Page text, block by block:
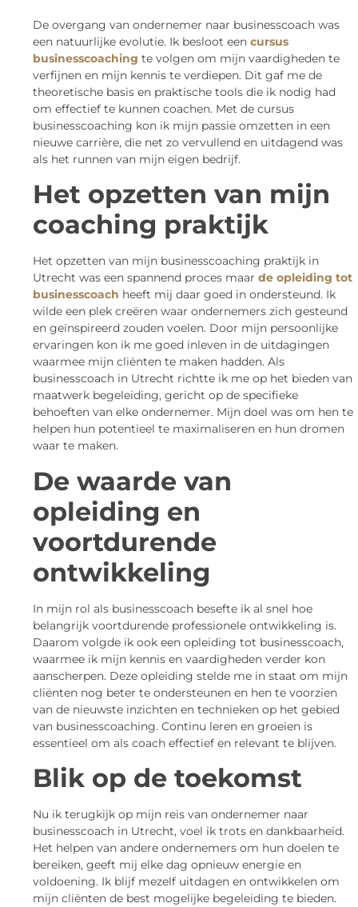
De overgang van ondernemer naar businesscoach was
een natuurlijke evolutie. Ik besloot een cursus
businesscoaching te volgen om mijn vaardigheden te
verfijnen en mijn kennis te verdiepen. Dit gaf me de
theoretische basis en praktische tools die ik nodig had
om effectief te kunnen coachen. Met de cursus
businesscoaching kon ik mijn passie omzetten in een
nieuwe carrière, die net zo vervullend en uitdagend was
als het runnen van mijn eigen bedrijf.
Het opzetten van mijn
coaching praktijk
Het opzetten van mijn businesscoaching praktijk in
Utrecht was een spannend proces maar de opleiding tot
businesscoach heeft mij daar goed in ondersteund. Ik
wilde een plek creëren waar ondernemers zich gesteund
en geïnspireerd zouden voelen. Door mijn persoonlijke
ervaringen kon ik me goed inleven in de uitdagingen
waarmee mijn cliënten te maken hadden. Als
businesscoach in Utrecht richtte ik me op het bieden van
maatwerk begeleiding, gericht op de specifieke
behoeften van elke ondernemer. Mijn doel was om hen te
helpen hun potentieel te maximaliseren en hun dromen
waar te maken.
De waarde van
opleiding en
voortdurende
ontwikkeling
In mijn rol als businesscoach besefte ik al snel hoe
belangrijk voortdurende professionele ontwikkeling is.
Daarom volgde ik ook een opleiding tot businesscoach,
waarmee ik mijn kennis en vaardigheden verder kon
aanscherpen. Deze opleiding stelde me in staat om mijn
cliënten nog beter te ondersteunen en hen te voorzien
van de nieuwste inzichten en technieken op het gebied
van businesscoaching. Continu leren en groeien is
essentieel om als coach effectief en relevant te blijven.
Blik op de toekomst
Nu ik terugkijk op mijn reis van ondernemer naar
businesscoach in Utrecht, voel ik trots en dankbaarheid.
Het helpen van andere ondernemers om hun doelen te
bereiken, geeft mij elke dag opnieuw energie en
voldoening. Ik blijf mezelf uitdagen en ontwikkelen om
mijn cliënten de best mogelijke begeleiding te bieden.